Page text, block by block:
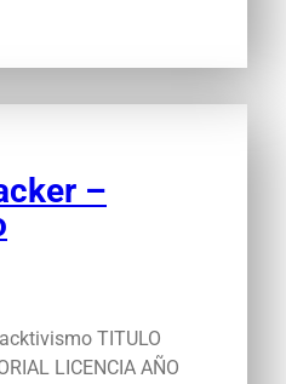
–
TITULO
LICENCIA AÑO